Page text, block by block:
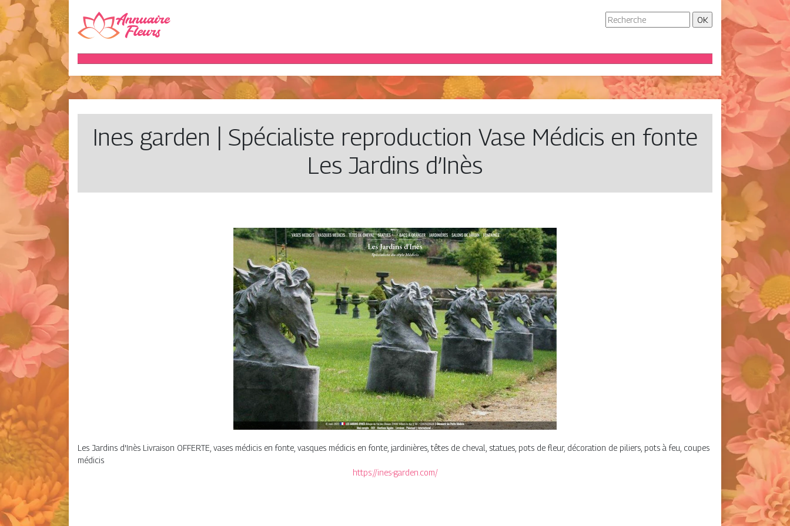
Ines garden | Spécialiste rep­ro­duction Vase Médicis en fonte
Les Jardins d’Inès
Les Jardins d'Inès Livraison OFFERTE, vases médicis en fonte, vasques médicis en fonte, jardinières, têtes de cheval, statues, pots de fleur, décoration de piliers, pots à feu, coupes
médicis
https://ines-garden.com/